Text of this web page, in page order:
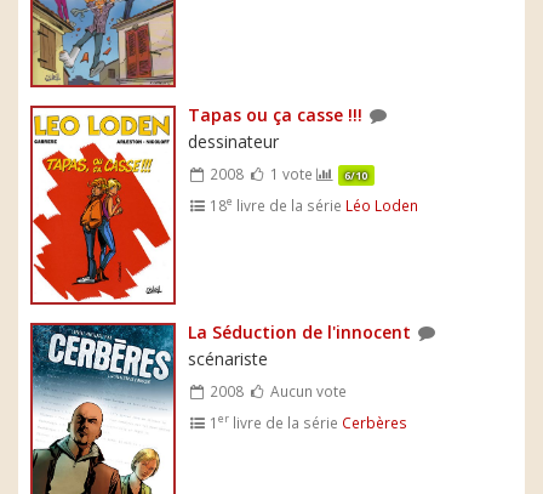
Tapas ou ça casse !!!
dessinateur
2008 1 vote 6/10
18e livre de la série Léo Loden
La Séduction de l'innocent
scénariste
2008
Aucun vote
1er livre de la série Cerbères